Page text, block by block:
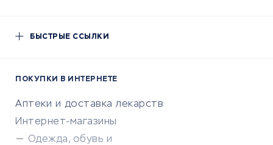
БЫСТРЫЕ ССЫЛКИ
ПОКУПКИ В ИНТЕРНЕТЕ
Аптеки и доставка лекарств
Интернет-магазины
Одежда, обувь и